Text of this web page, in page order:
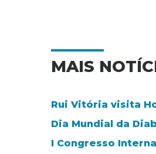
MAIS
Rui Vitória visita
Dia Mundial da
I Congresso